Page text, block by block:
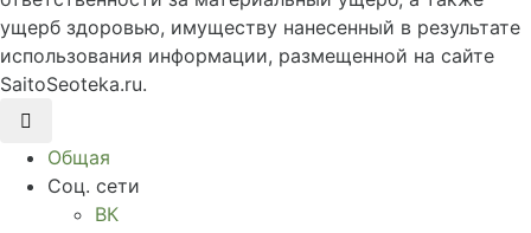
ущерб здоровью, имуществу нанесенный в результате
использования информации, размещенной на сайте
SaitoSeoteka.ru.
Общая
Соц. сети
ВК